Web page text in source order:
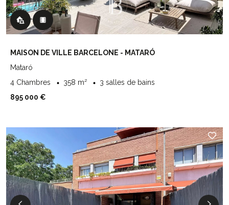
MAISON DE VILLE BARCELONE - MATARÓ
Mataró
4 Chambres
358 m²
3 salles de bains
895 000 €